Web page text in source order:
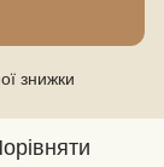
знижки